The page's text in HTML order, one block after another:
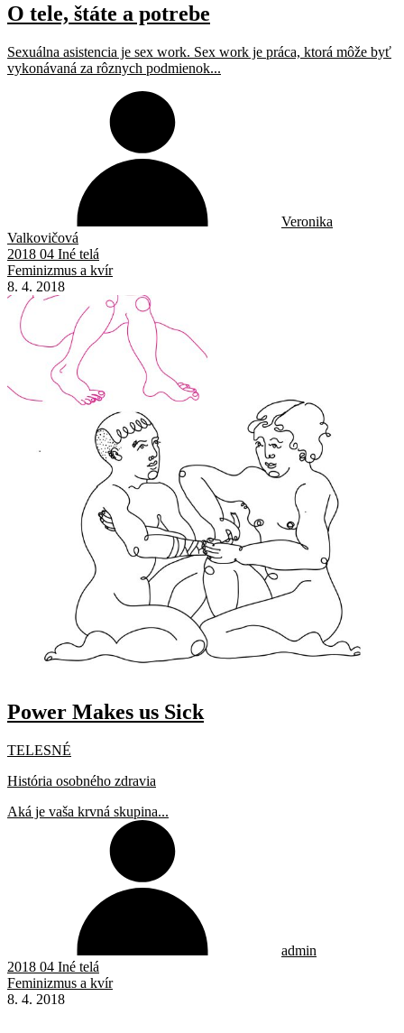
O tele, štáte a potrebe
Sexuálna asistencia je sex work. Sex work je práca, ktorá môže byť
vykonávaná za rôznych podmienok...
Veronika
Valkovičová
2018 04 Iné telá
Feminizmus a kvír
8. 4. 2018
Power Makes us Sick
TELESNÉ
História osobného zdravia
Aká je vaša krvná skupina...
admin
2018 04 Iné telá
Feminizmus a kvír
8. 4. 2018